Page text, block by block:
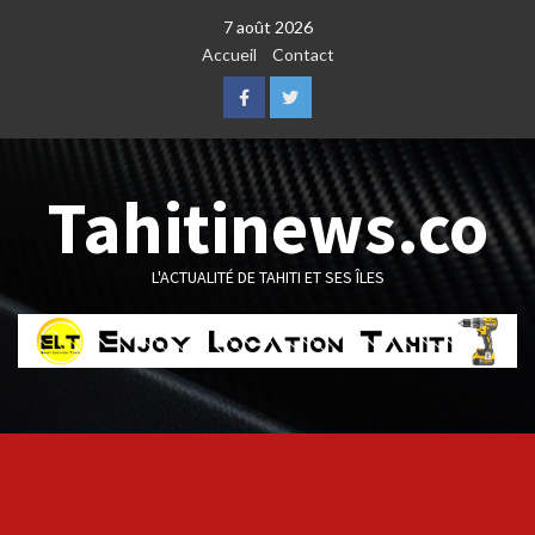
7 août 2026
Accueil
Contact
FacebookTwitter
Tahitinews.co
L'ACTUALITÉ DE TAHITI ET SES ÎLES